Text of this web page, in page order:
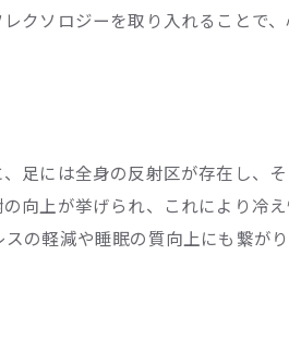
クソロジーを取り入れることで
足には全身の反射区が存在し、
向上が挙げられ、これにより冷
の軽減や睡眠の質向上にも繋が